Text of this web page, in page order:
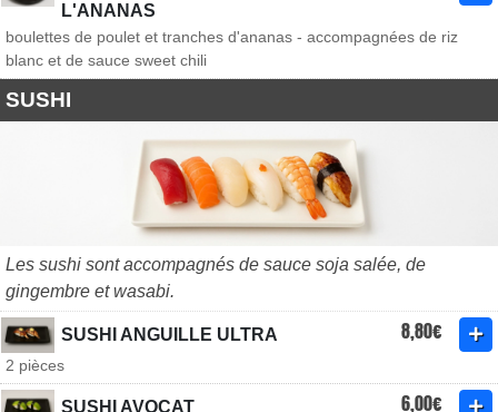
L'ANANAS
boulettes de poulet et tranches d'ananas - accompagnées de riz
blanc et de sauce sweet chili
SUSHI
Les sushi sont accompagnés de sauce soja salée, de
gingembre et wasabi.
SUSHI ANGUILLE ULTRA 8,80€
2 pièces
SUSHI AVOCAT 6,00€